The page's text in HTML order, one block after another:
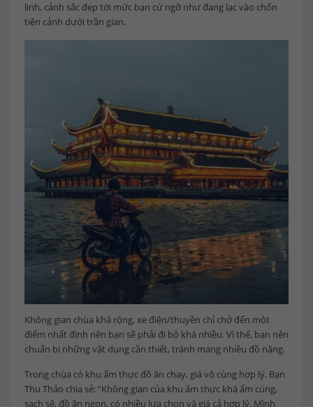
linh, cảnh sắc đẹp tới mức bạn cứ ngỡ như đang lạc vào chốn
tiên cảnh dưới trần gian.
Không gian chùa khá rộng, xe điện/thuyền chỉ chở đến một
điểm nhất định nên bạn sẽ phải đi bộ khá nhiều. Vì thế, bạn nên
chuẩn bị những vật dụng cần thiết, tránh mang nhiều đồ nặng.
Trong chùa có khu ẩm thực đồ ăn chay, giá vô cùng hợp lý. Bạn
Thu Thảo chia sẻ: “Không gian của khu ẩm thực khá ấm cúng,
sạch sẽ, đồ ăn ngon, có nhiều lựa chọn và giá cả hợp lý. Mình